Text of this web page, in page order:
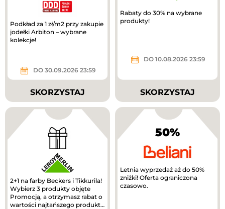
Podkład za 1 zł/m2 przy zakupie
jodełki Arbiton – wybrane
kolekcje!
DO 30.09.2026 23:59
SKORZYSTAJ
Rabaty do 30% na wybrane
produkty!
DO 10.08.2026 23:59
SKORZYSTAJ
2+1 na farby Beckers i Tikkurila!
Wybierz 3 produkty objęte
Promocją, a otrzymasz rabat o
wartości najtańszego produktu
50%
Letnia wyprzedaż aż do 50%
zniżki! Oferta ograniczona
czasowo.